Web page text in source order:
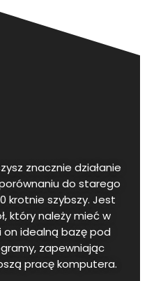
znacznie działanie
do starego
krotnie szybszy. Jest
który należy mieć w
idealną bazę pod
zapewniając
pracę komputera.